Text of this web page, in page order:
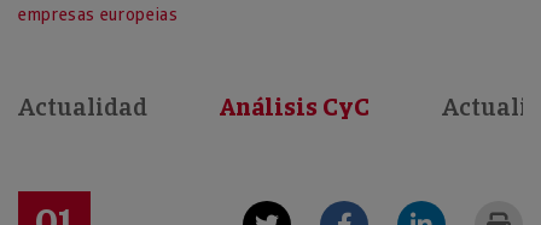
empresas europeias
Actualidad Análisis CyC